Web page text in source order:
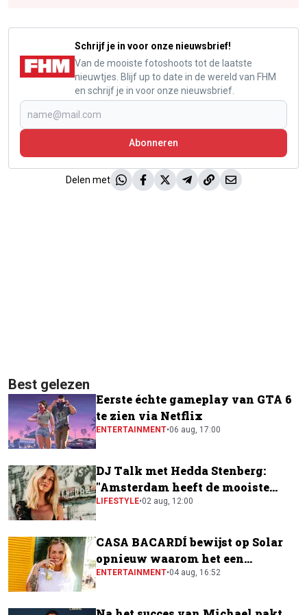
Schrijf je in voor onze nieuwsbrief!
Van de mooiste fotoshoots tot de laatste
nieuwtjes. Blijf up to date in de wereld van FHM
en schrijf je in voor onze nieuwsbrief.
Abonneren
Delen met
Best gelezen
Eerste échte gameplay van GTA 6
te zien via Netflix
ENTERTAINMENT•06 aug, 17:00
DJ Talk met Hedda Stenberg:
"Amsterdam heeft de mooiste
festivalscene van Europa"
LIFESTYLE•02 aug, 12:00
CASA BACARDÍ bewijst op Solar
opnieuw waarom het een
festivalfavoriet is
ENTERTAINMENT•04 aug, 16:52